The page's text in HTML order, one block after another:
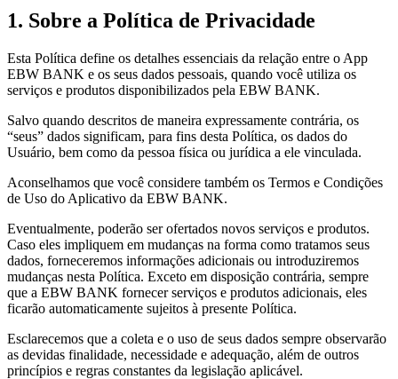
1. Sobre a Política de Privacidade
Esta Política define os detalhes essenciais da relação entre o App
EBW BANK e os seus dados pessoais, quando você utiliza os
serviços e produtos disponibilizados pela EBW BANK.
Salvo quando descritos de maneira expressamente contrária, os
“seus” dados significam, para fins desta Política, os dados do
Usuário, bem como da pessoa física ou jurídica a ele vinculada.
Aconselhamos que você considere também os Termos e Condições
de Uso do Aplicativo da EBW BANK.
Eventualmente, poderão ser ofertados novos serviços e produtos.
Caso eles impliquem em mudanças na forma como tratamos seus
dados, forneceremos informações adicionais ou introduziremos
mudanças nesta Política. Exceto em disposição contrária, sempre
que a EBW BANK fornecer serviços e produtos adicionais, eles
ficarão automaticamente sujeitos à presente Política.
Esclarecemos que a coleta e o uso de seus dados sempre observarão
as devidas finalidade, necessidade e adequação, além de outros
princípios e regras constantes da legislação aplicável.